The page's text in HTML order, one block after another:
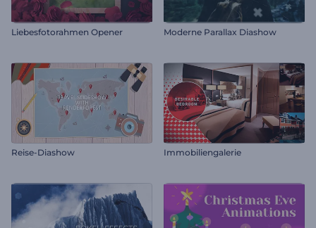
Liebesfotorahmen Opener Moderne Parallax Diashow
Reise-Diashow Immobiliengalerie